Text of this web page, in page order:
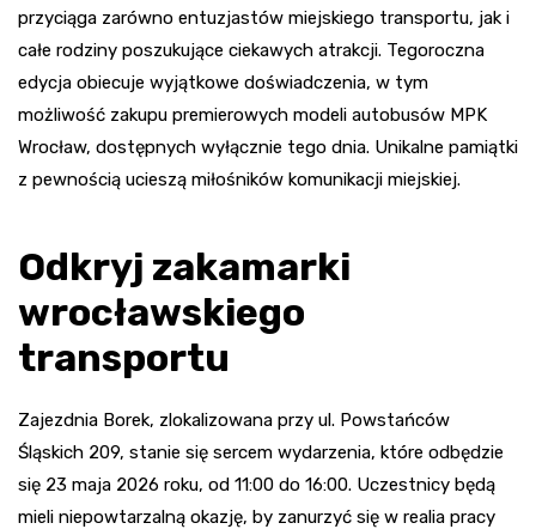
przyciąga zarówno entuzjastów miejskiego transportu, jak i
całe rodziny poszukujące ciekawych atrakcji. Tegoroczna
edycja obiecuje wyjątkowe doświadczenia, w tym
możliwość zakupu premierowych modeli autobusów MPK
Wrocław, dostępnych wyłącznie tego dnia. Unikalne pamiątki
z pewnością ucieszą miłośników komunikacji miejskiej.
Odkryj zakamarki
wrocławskiego
transportu
Zajezdnia Borek, zlokalizowana przy ul. Powstańców
Śląskich 209, stanie się sercem wydarzenia, które odbędzie
się 23 maja 2026 roku, od 11:00 do 16:00. Uczestnicy będą
mieli niepowtarzalną okazję, by zanurzyć się w realia pracy